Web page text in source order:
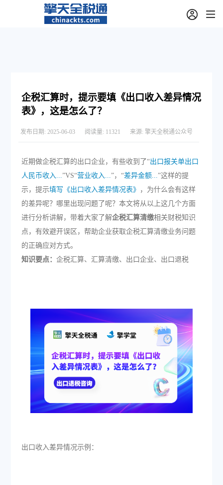
企税汇算时，提示要填《出口收入差异情况
表》，这是怎么了？
发布日期: 2025-06-03 阅读量: 11321 来源: 擎天全税通公众号
近期做企税汇算的出口企业，有些收到了“出口报关单出口
人民币收入...”VS“营业收入...”，“差异金额...”这样的提
示，提示填写《出口收入差异情况表》 ，为什么会有这样
的差异呢？哪里出现问题了呢？本文将从以上这几个方面
进行分析讲解，带着大家了解企税汇算清缴相关财税知识
点，有效避开误区，帮助企业获取企税汇算清缴业务问题
的正确应对方式。
知识要点： 企税汇算、汇算清缴、出口企业、出口退税
出口收入差异情况示例：